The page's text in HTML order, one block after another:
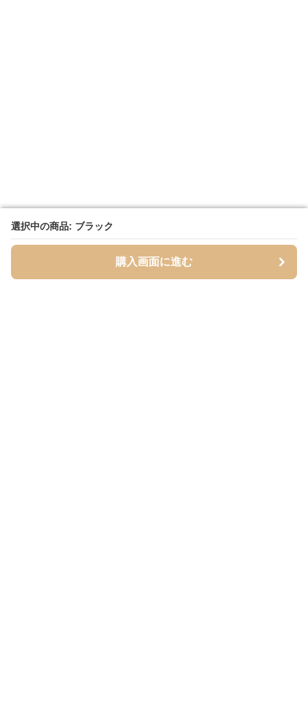
選択中の商品: ブラック
購入画面に進む
選択中の商品: ブラック
購入画面に進む